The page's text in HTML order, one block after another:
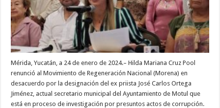
Mérida, Yucatán, a 24 de enero de 2024.– Hilda Mariana Cruz Pool
renunció al Movimiento de Regeneración Nacional (Morena) en
desacuerdo por la designación del ex priista José Carlos Ortega
Jiménez, actual secretario municipal del Ayuntamiento de Motul que
está en proceso de investigación por presuntos actos de corrupción.